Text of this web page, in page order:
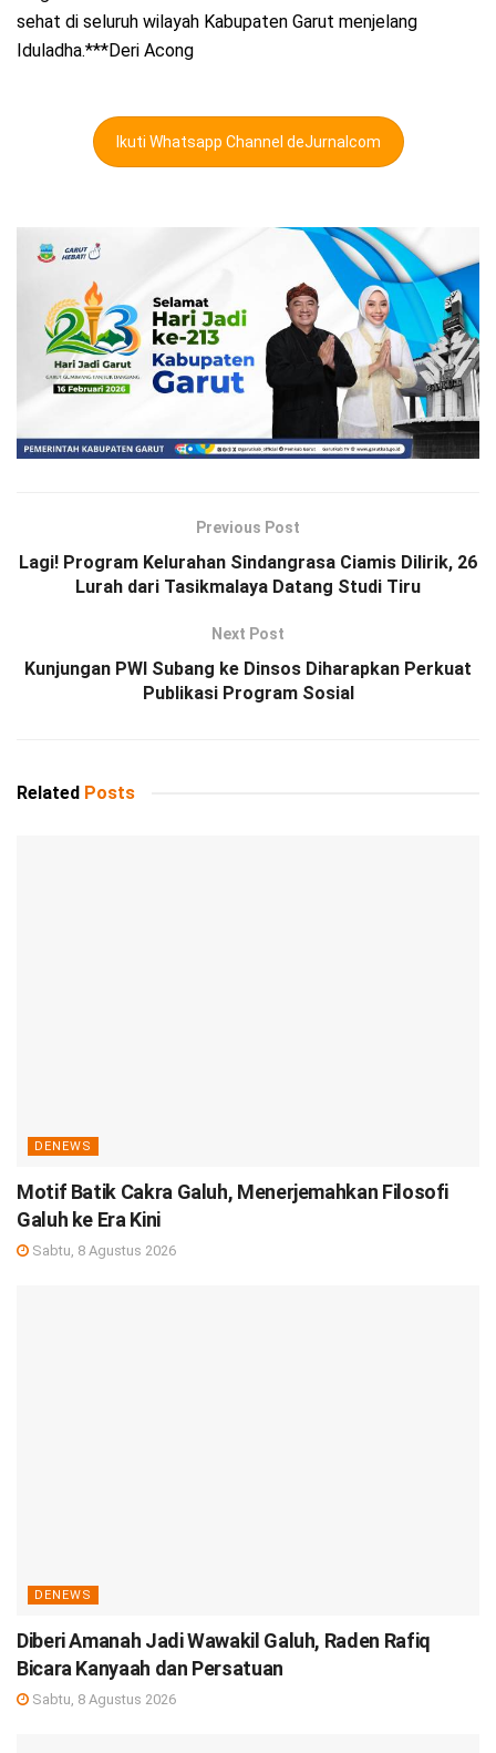
sehat di seluruh wilayah Kabupaten Garut menjelang
Iduladha.***Deri Acong
Ikuti Whatsapp Channel deJurnalcom
Previous Post
Lagi! Program Kelurahan Sindangrasa Ciamis Dilirik, 26
Lurah dari Tasikmalaya Datang Studi Tiru
Next Post
Kunjungan PWI Subang ke Dinsos Diharapkan Perkuat
Publikasi Program Sosial
Related Posts
DENEWS
Motif Batik Cakra Galuh, Menerjemahkan Filosofi
Galuh ke Era Kini
Sabtu, 8 Agustus 2026
DENEWS
Diberi Amanah Jadi Wawakil Galuh, Raden Rafiq
Bicara Kanyaah dan Persatuan
Sabtu, 8 Agustus 2026